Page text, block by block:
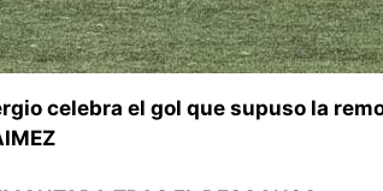
celebra el gol que supuso la